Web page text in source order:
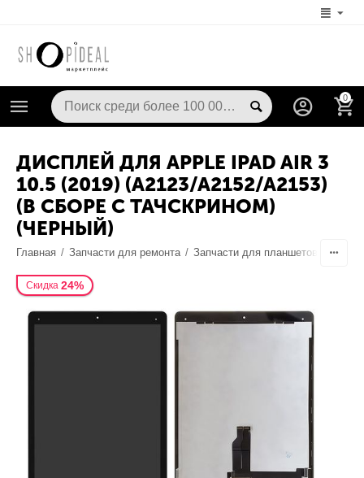
0
ДИСПЛЕЙ ДЛЯ APPLE IPAD AIR 3
10.5 (2019) (A2123/A2152/A2153)
(В СБОРЕ С ТАЧСКРИНОМ)
(ЧЕРНЫЙ)
Главная / Запчасти для ремонта / Запчасти для планшетов
Скидка 24%